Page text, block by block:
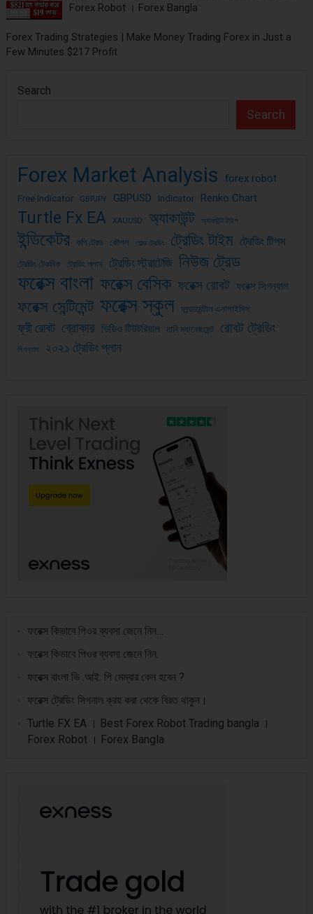
Forex Robot । Forex Bangla
Forex Trading Strategies | Make Money Trading Forex in Just a
Few Minutes $217 Profit
Search
Search
Forex Market Analysis forex robot
Free Indicator GBPJPY GBPUSD Indicator Renko Chart
Turtle Fx EA XAUUSD অ্যাকাউন্ট অ্যাকাউন্ট টাইপ
ইন্ডিকেটর কপি ট্রেড কৌশল গোল্ড ট্রেডিং ট্রেডিং টাইম ট্রেডিং টিপস
ট্রেডিং টেকনিক ট্রেডিং প্লান ট্রেডিং স্ট্রাটেজি নিউজ ট্রেড
ফরেক্স বাংলা ফরেক্স বেসিক ফরেক্স রোবট ফরেক্স সিগন্যাল
ফরেক্স সেন্টিমেন্ট ফরেক্স স্কুল ফান্ডামেন্টাল এনালাইসিস
ফ্রী রোবট ব্রোকার ভিডিও টিউটরিয়াল মানি ম্যানেজমেন্ট রোবট ট্রেডিং
সিগন্যাল ২০২১ ট্রেডিং প্লান
ফরেক্স কিভাবে পিওর ব্যবসা জেনে নিন…
ফরেক্স কিভাবে পিওর ব্যবসা জেনে নিন.
ফরেক্স বাংলা ভি .আই. পি মেম্বার কেন হবেন ?
ফরেক্স ট্রেডিং সিগনাল ক্রয় করা থেকে বিরত থাকুন।
Turtle FX EA । Best Forex Robot Trading bangla ।
Forex Robot । Forex Bangla